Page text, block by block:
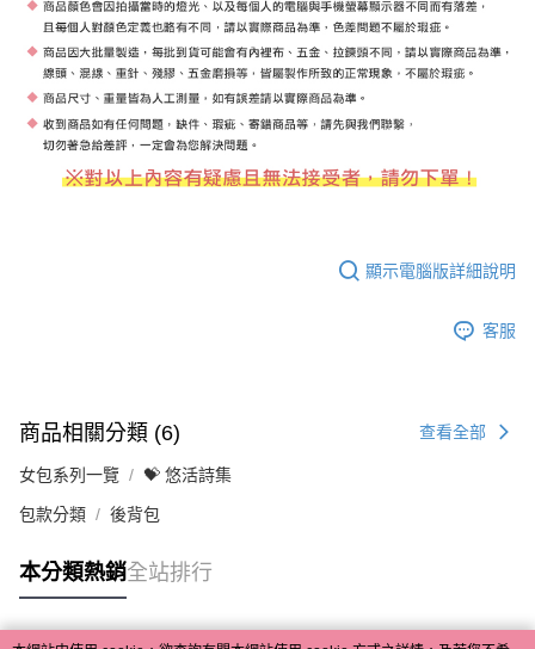
顯示電腦版詳細說明
客服
商品相關分類 (6) 查看全部
女包系列一覽 💝 悠活詩集
包款分類 後背包
本分類熱銷全站排行